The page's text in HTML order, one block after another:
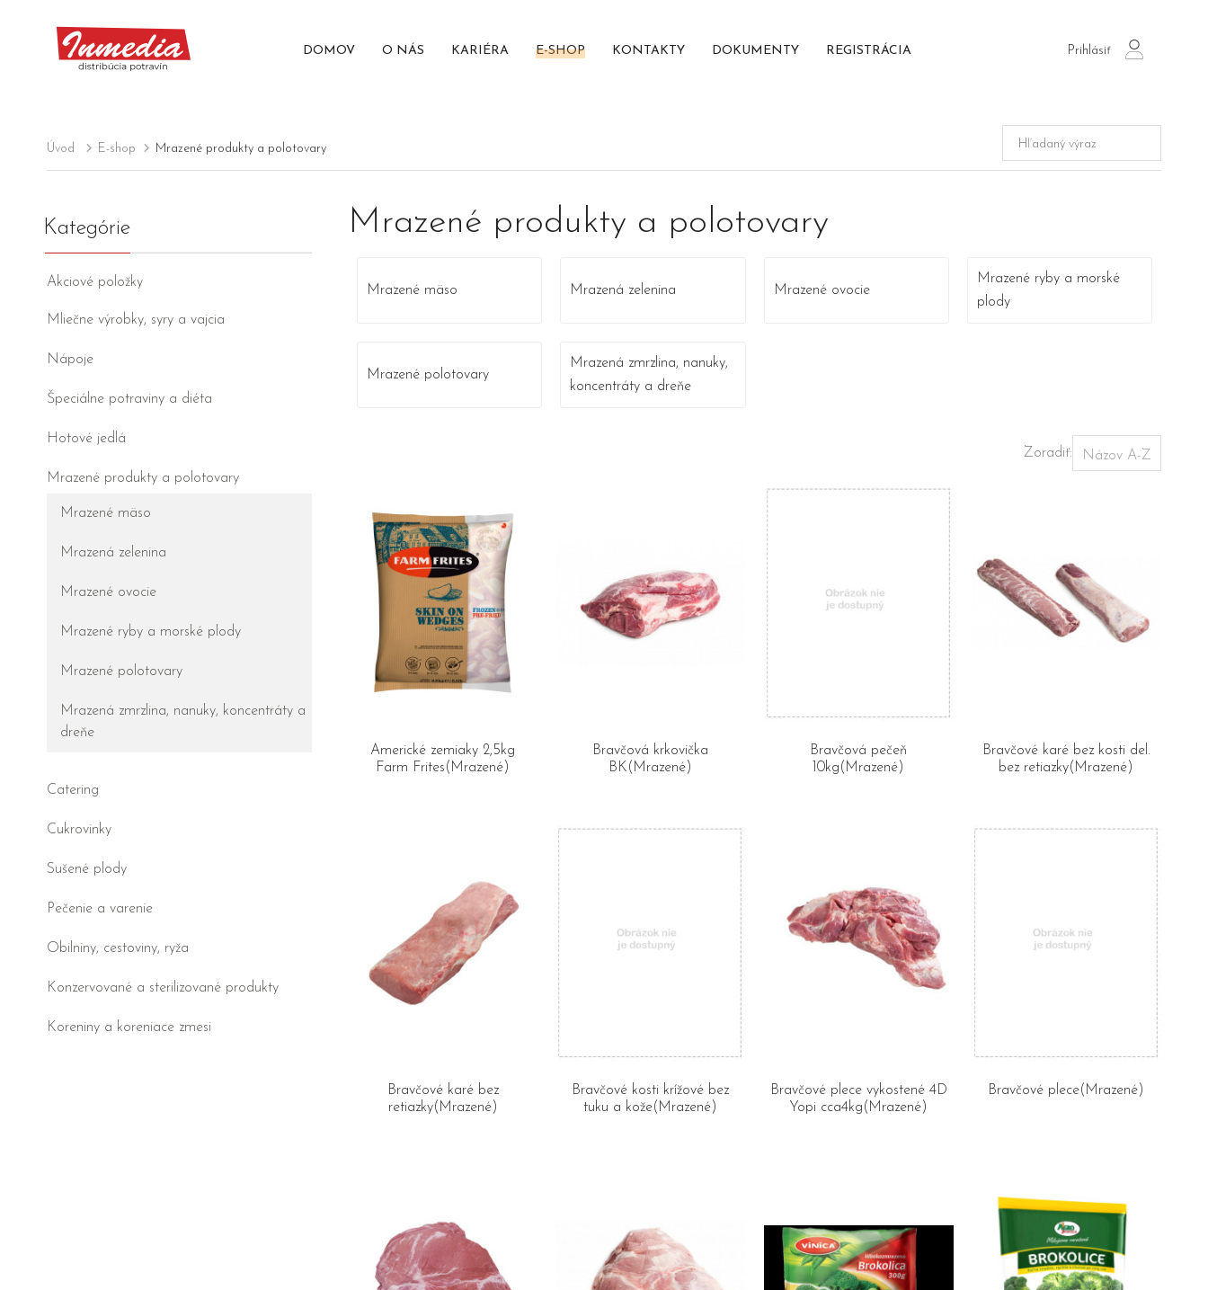
DOMOV O NÁS KARIÉRA E-SHOP KONTAKTY DOKUMENTY REGISTRÁCIA Prihlásiť
login
Úvod E-shop Mrazené produkty a polotovary
Kategórie
Akciové položky
Mliečne výrobky, syry a vajcia
Nápoje
Špeciálne potraviny a diéta
Hotové jedlá
Mrazené produkty a polotovary
Mrazené mäso
Mrazená zelenina
Mrazené ovocie
Mrazené ryby a morské plody
Mrazené polotovary
Mrazená zmrzlina, nanuky, koncentráty a
dreňe
Catering
Cukrovinky
Sušené plody
Pečenie a varenie
Obilniny, cestoviny, ryža
Konzervované a sterilizované produkty
Koreniny a koreniace zmesi
Mrazené produkty a polotovary
Mrazené mäso Mrazená zelenina Mrazené ovocie
Mrazené ryby a morské
plody
Mrazené polotovary
Mrazená zmrzlina, nanuky,
koncentráty a dreňe
Zoradiť:
Americké zemiaky 2,5kg
Farm Frites(Mrazené)
Bravčová krkovička
BK(Mrazené)
Bravčová pečeň
10kg(Mrazené)
Bravčové karé bez kosti del.
bez retiazky(Mrazené)
Bravčové karé bez
retiazky(Mrazené)
Bravčové kosti krížové bez
tuku a kože(Mrazené)
Bravčové plece vykostené 4D
Yopi cca4kg(Mrazené)
Bravčové plece(Mrazené)